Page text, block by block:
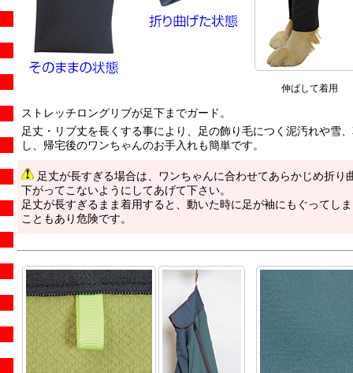
伸ばして着用
ストレッチロングリブが足下までガード。
足丈・リブ丈を長くする事により、足の飾り毛につく泥汚れや雪
し、帰宅後のワンちゃんのお手入れも簡単です。
足丈が長すぎる場合は、ワンちゃんに合わせてあらかじめ折り
下がってこないようにしてあげて下さい。
足丈が長すぎるまま着用すると、動いた時に足が袖にもぐってし
こともあり危険です。